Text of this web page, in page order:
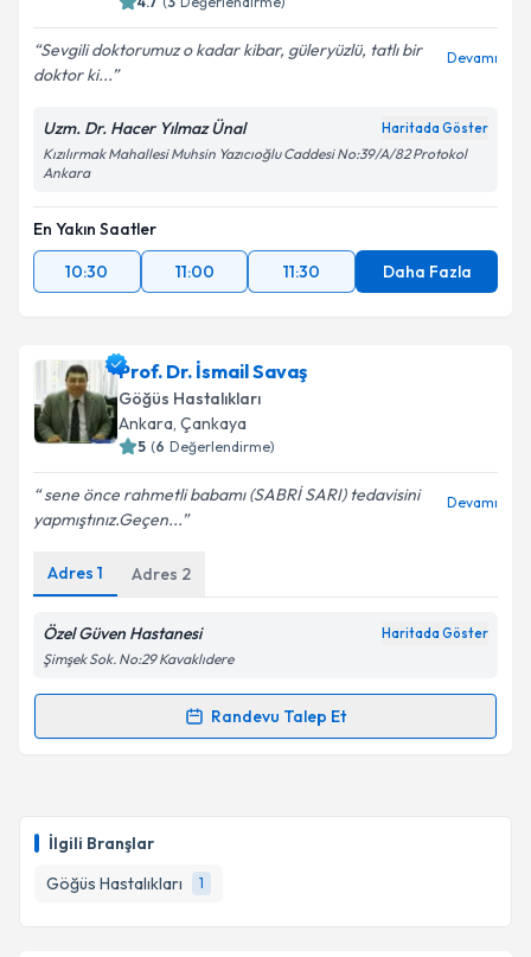
İlgili Branşlar
Göğüs Hastalıkları
1
Sevgili doktorumuz o kadar kibar, güleryüzlü, tatlı bir
doktor ki...
Devamı
Uzm. Dr. Hacer Yılmaz Ünal Haritada Göster
Kızılırmak Mahallesi Muhsin Yazıcıoğlu Caddesi No:39/A/82 Protokol
Ankara
En Yakın Saatler
10:30
11:00 11:30 Daha Fazla
Prof. Dr. İsmail Savaş
Göğüs Hastalıkları
Ankara, Çankaya
5 (6 Değerlendirme)
sene önce rahmetli babamı (SABRİ SARI) tedavisini
yapmıştınız.Geçen...
Devamı
Adres 1 Adres 2
Özel Güven Hastanesi Haritada Göster
Şimşek Sok. No:29 Kavaklıdere
Randevu Talep Et
Randevu Takvimi Talebi
takvim hazırlandığında e-posta ile bilgilendireceğiz.
E-posta Adresiniz